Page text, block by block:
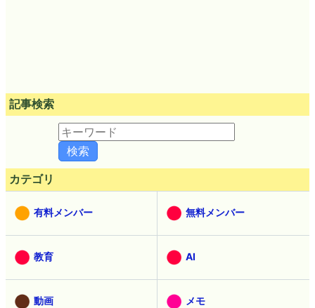
記事検索
カテゴリ
有料メンバー 無料メンバー
教育 AI
動画 メモ